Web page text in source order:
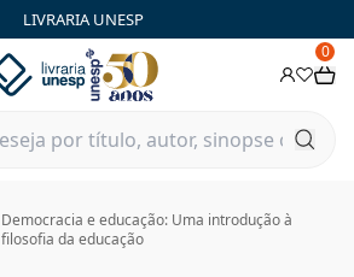
LIVRARIA UNESP
0
Democracia e educação: Uma introdução à
filosofia da educação